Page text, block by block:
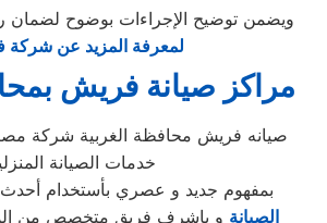
ويضمن توضيح الإجراءات بوضوح لضمان
لمعرفة المزيد عن
مراكز صيانة فريش
صيانه فريش محافظة الغربية شركة
خدمات الصيانة
بمفهوم جديد و عصري بأستخدام أحدث
الصيانة و باشرف فريق متخصص من